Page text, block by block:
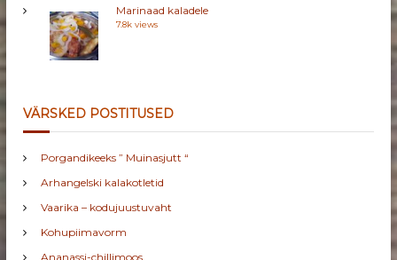
Marinaad kaladele
7.8k views
VÄRSKED POSTITUSED
Porgandikeeks ” Muinasjutt “
Arhangelski kalakotletid
Vaarika – kodujuustuvaht
Kohupiimavorm
Ananassi-chillimoos